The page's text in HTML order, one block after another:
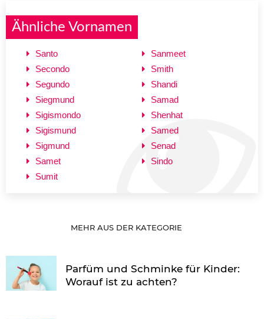
Ähnliche Vornamen
Santo
Secondo
Segundo
Siegmund
Sigismondo
Sigismund
Sigmund
Samet
Sumit
Sanmeet
Smith
Shandi
Samad
Shenhat
Samed
Senad
Sindo
MEHR AUS DER KATEGORIE
Parfüm und Schminke für Kinder:
Worauf ist zu achten?